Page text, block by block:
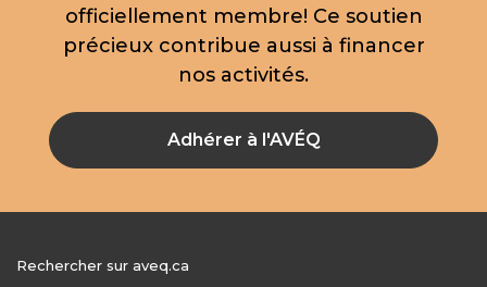
officiellement membre! Ce soutien
précieux contribue aussi à financer
nos activités.
Adhérer à l'AVÉQ
Rechercher sur aveq.ca